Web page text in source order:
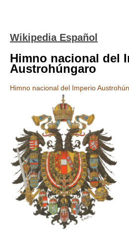
Wikipedia Español
Himno nacional del
Austrohúngaro
Himno nacional del Imperio